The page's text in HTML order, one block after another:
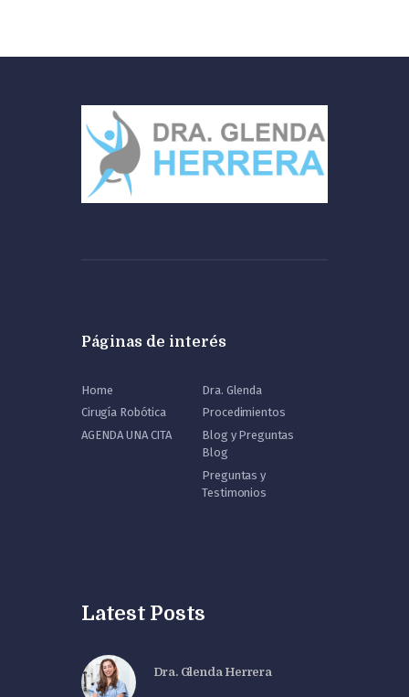
Páginas de interés
Home
Dra. Glenda
Cirugía Robótica
Procedimientos
AGENDA UNA CITA
Blog y Preguntas
Blog
Preguntas y
Testimonios
Latest Posts
Dra. Glenda Herrera